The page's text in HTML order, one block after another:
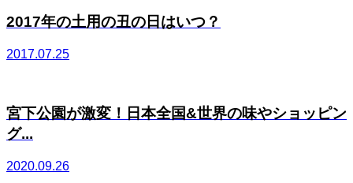
2017年の土用の丑の日はいつ？
2017.07.25
宮下公園が激変！日本全国&世界の味やショッピン
グ...
2020.09.26